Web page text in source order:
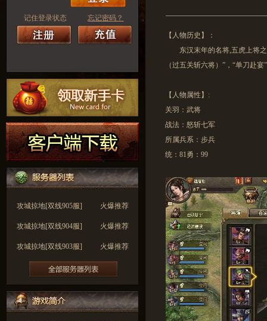
记住登录状态 忘记密码？
攻城掠地[双线905服] 火爆推荐
攻城掠地[双线904服] 火爆推荐
攻城掠地[双线903服] 火爆推荐
攻城掠地[双线902服]
攻城掠地[双线901服] 火爆推荐
攻城掠地[双线900服] 火爆推荐
【人物历史】：
东汉末年的名将,五虎上将之
（过五关斩六将）”，“单刀赴
【人物属性】:
关羽：武将
战法：怒斩七军
所属兵系：步兵
统：81勇：99